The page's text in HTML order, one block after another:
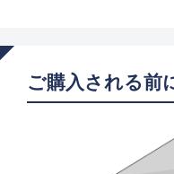
ご購入される前